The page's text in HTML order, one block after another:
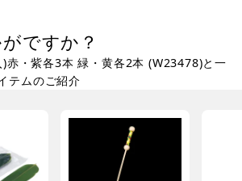
ですか？
赤・紫各3本 緑・黄各2本 (W23478)と一
テムのご紹介